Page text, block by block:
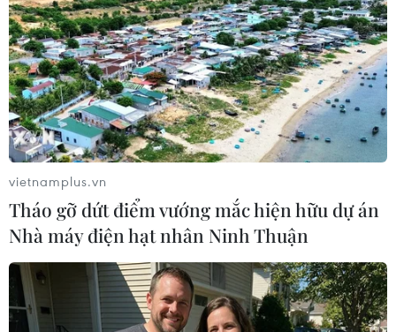
#Di sản Văn hóa Phi vật thể Quốc gia
#Đồng bào Chăm
#Trò chơi dân gian
Khánh Hòa
Theo dõi VietnamPlus
TIN LIÊN QUAN
vietnamplus.vn
Tháo gỡ dứt điểm vướng mắc hiện hữu dự án
Nhà máy điện hạt nhân Ninh Thuận